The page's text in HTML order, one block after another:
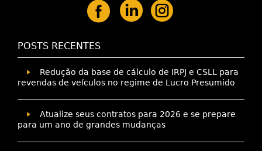
POSTS RECENTES
Redução da base de cálculo de IRPJ e CSLL para
revendas de veículos no regime de Lucro Presumido
Atualize seus contratos para 2026 e se prepare
para um ano de grandes mudanças